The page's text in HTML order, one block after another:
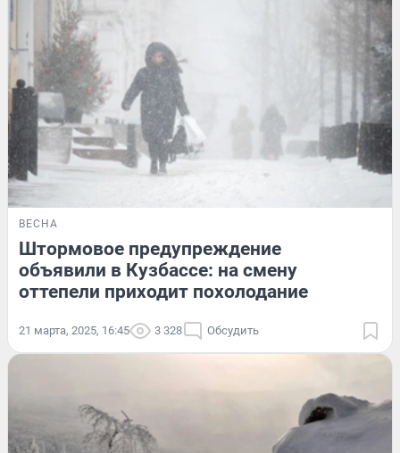
ВЕСНА
Штормовое предупреждение
объявили в Кузбассе: на смену
оттепели приходит похолодание
21 марта, 2025, 16:45 3 328 Обсудить